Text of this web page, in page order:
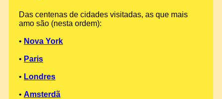
Das centenas de cidades visitadas, as que mais
amo são (nesta ordem):
• Nova York
• Paris
• Londres
• Amsterdã